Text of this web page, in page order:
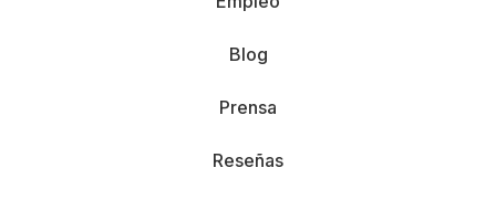
Blog
Prensa
Reseñas